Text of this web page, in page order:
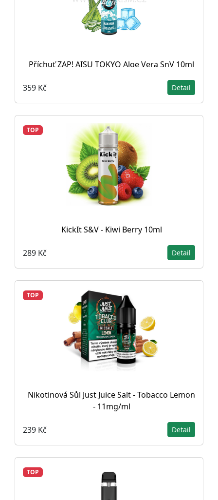
Příchuť ZAP! AISU TOKYO Aloe Vera SnV 10ml
359 Kč Detail
TOP
KickIt S&V - Kiwi Berry 10ml
289 Kč Detail
TOP
Nikotinová Sůl Just Juice Salt - Tobacco Lemon
- 11mg/ml
239 Kč Detail
TOP